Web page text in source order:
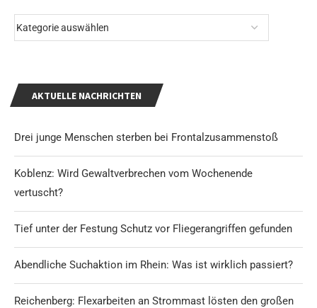
AKTUELLE NACHRICHTEN
Drei junge Menschen sterben bei Frontalzusammenstoß
Koblenz: Wird Gewaltverbrechen vom Wochenende
vertuscht?
Tief unter der Festung Schutz vor Fliegerangriffen gefunden
Abendliche Suchaktion im Rhein: Was ist wirklich passiert?
Reichenberg: Flexarbeiten an Strommast lösten den großen